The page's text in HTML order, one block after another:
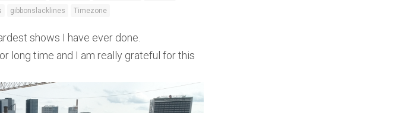
gibbonslacklines Timezone
shows I have ever done.
long time and I am really grateful for this